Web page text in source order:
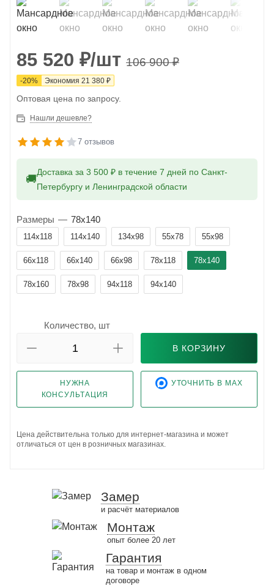
85 520 ₽/шт 106 900₽
-20% Экономия 21 380 ₽
Оптовая цена по запросу.
Нашли дешевле?
7 отзывов
🚚
Доставка за 3 500 ₽ в течение 7 дней по Санкт-
Петербургу и Ленинградской области
Размеры — 78x140
114x118 114x140 134x98 55x78 55x98
66x118 66x140 66x98 78x118 78x140
78x160 78x98 94x118 94x140
Количество, шт
В КОРЗИНУ
НУЖНА
КОНСУЛЬТАЦИЯ
УТОЧНИТЬ В MAX
Цена действительна только для интернет-магазина и может
отличаться от цен в розничных магазинах.
Замер
и расчёт материалов
Монтаж
опыт более 20 лет
Гарантия
на товар и монтаж в одном
договоре